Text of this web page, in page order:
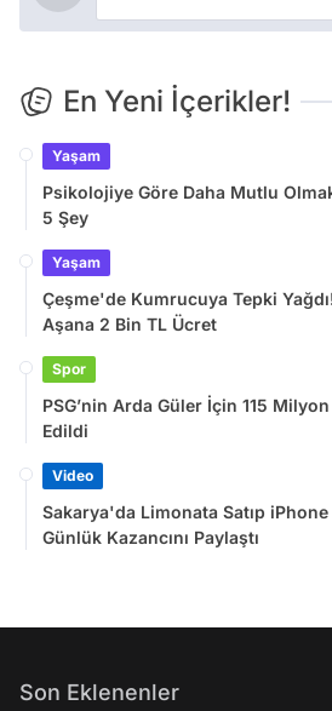
En Yeni İçerikler!
Yaşam
Psikolojiye Göre Daha Mutlu
5 Şey
Yaşam
Çeşme'de Kumrucuya Tepki
Aşana 2 Bin TL Ücret
Spor
PSG’nin Arda Güler İçin 115
Edildi
Video
Sakarya'da Limonata Satıp
Günlük Kazancını Paylaştı
Son Eklenenler